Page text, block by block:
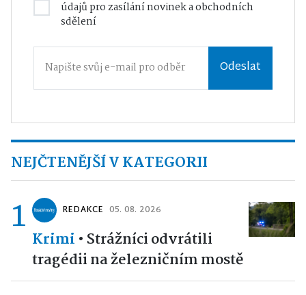
údajůpro zasílání novinek a obchodních
sdělení
Odeslat
NEJČTENĚJŠÍ V KATEGORII
1 REDAKCE 05. 08. 2026
Krimi • Strážníci odvrátili
tragédii na železničním mostě